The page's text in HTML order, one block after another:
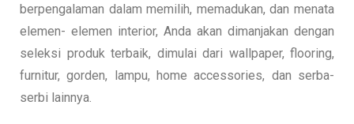
berpengalaman dalam memilih, memadukan, dan menata
elemen- elemen interior, Anda akan dimanjakan dengan
seleksi produk terbaik, dimulai dari wallpaper, flooring,
furnitur, gorden, lampu, home accessories, dan serba-
serbi lainnya.